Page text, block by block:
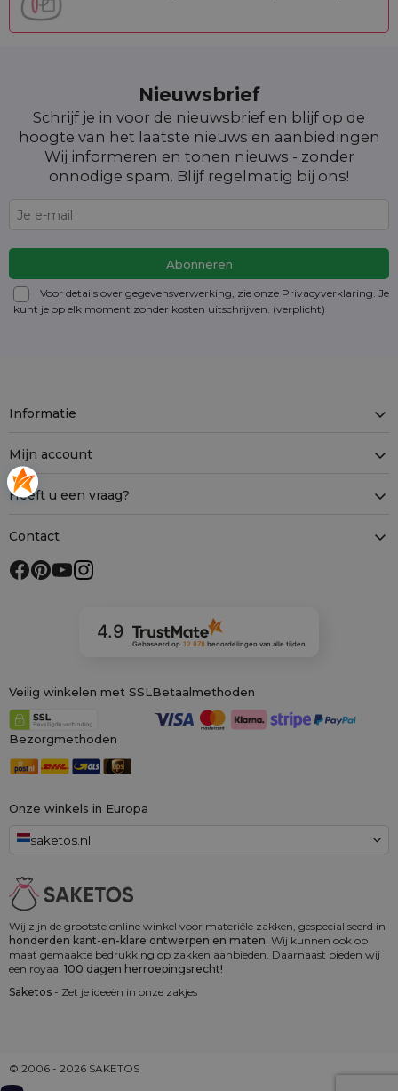
Nieuwsbrief
Schrijf je in voor de nieuwsbrief en blijf op de
hoogte van het laatste nieuws en aanbiedingen
Wij informeren en tonen nieuws - zonder
onnodige spam. Blijf regelmatig bij ons!
Voor details over gegevensverwerking, zie onze Privacyverklaring. Je
kunt je op elk moment zonder kosten uitschrijven . (verplicht)
Wij zijn de grootste online winkel voor materiële zakken, gespecialiseerd in
honderden kant-en-klare ontwerpen en maten. Wij kunnen ook op
maat gemaakte bedrukking op zakken aanbieden. Daarnaast bieden wij
een royaal 100 dagen herroepingsrecht!
Saketos - Zet je ideeën in onze zakjes
Onze winkels in Europa
saketos.nl
Informatie
Mijn account
Heeft u een vraag?
Contact
4.9
Gebaseerd op 12 878beoordelingen van alle tijden
Veilig winkelen met SSLBetaalmethoden
Bezorgmethoden
© 2006 - 2026 SAKETOS